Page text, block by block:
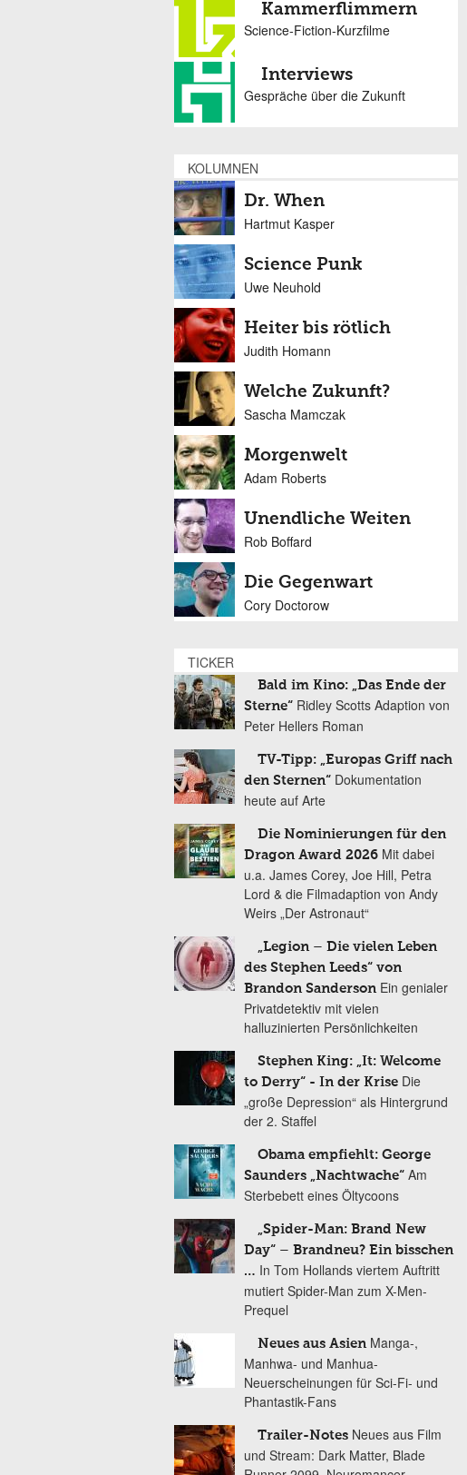
Kammerflimmern
Science-Fiction-Kurzfilme
Interviews
Gespräche über die Zukunft
KOLUMNEN
Dr. When
Hartmut Kasper
Science Punk
Uwe Neuhold
Heiter bis rötlich
Judith Homann
Welche Zukunft?
Sascha Mamczak
Morgenwelt
Adam Roberts
Unendliche Weiten
Rob Boffard
Die Gegenwart
Cory Doctorow
TICKER
Bald im Kino: „Das Ende der
Sterne“ Ridley Scotts Adaption von
Peter Hellers Roman
TV-Tipp: „Europas Griff nach
den Sternen“ Dokumentation
heute auf Arte
Die Nominierungen für den
Dragon Award 2026 Mit dabei
u.a. James Corey, Joe Hill, Petra
Lord & die Filmadaption von Andy
Weirs „Der Astronaut“
„Legion – Die vielen Leben
des Stephen Leeds“ von
Brandon Sanderson Ein genialer
Privatdetektiv mit vielen
halluzinierten Persönlichkeiten
Stephen King: „It: Welcome
to Derry“ - In der Krise Die
„große Depression“ als Hintergrund
der 2. Staffel
Obama empfiehlt: George
Saunders „Nachtwache“ Am
Sterbebett eines Öltycoons
„Spider-Man: Brand New
Day“ – Brandneu? Ein bisschen
… In Tom Hollands viertem Auftritt
mutiert Spider-Man zum X-Men-
Prequel
Neues aus Asien Manga-,
Manhwa- und Manhua-
Neuerscheinungen für Sci-Fi- und
Phantastik-Fans
Trailer-Notes Neues aus Film
und Stream: Dark Matter, Blade